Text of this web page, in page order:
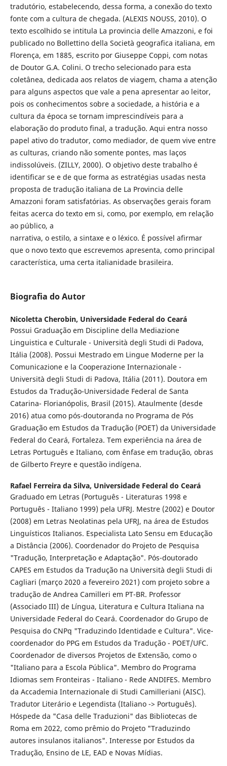
tradutório, estabelecendo, dessa forma, a conexão do texto
fonte com a cultura de chegada. (ALEXIS NOUSS, 2010). O
texto escolhido se intitula La provincia delle Amazzoni, e foi
publicado no Bollettino della Società geografica italiana, em
Florença, em 1885, escrito por Giuseppe Coppi, com notas
de Doutor G.A. Colini. O trecho selecionado para esta
coletânea, dedicada aos relatos de viagem, chama a atenção
para alguns aspectos que vale a pena apresentar ao leitor,
pois os conhecimentos sobre a sociedade, a história e a
cultura da época se tornam imprescindíveis para a
elaboração do produto final, a tradução. Aqui entra nosso
papel ativo do tradutor, como mediador, de quem vive entre
as culturas, criando não somente pontes, mas laços
indissolúveis. (ZILLY, 2000). O objetivo deste trabalho é
identificar se e de que forma as estratégias usadas nesta
proposta de tradução italiana de La Provincia delle
Amazzoni foram satisfatórias. As observações gerais foram
feitas acerca do texto em si, como, por exemplo, em relação
ao público, a
narrativa, o estilo, a sintaxe e o léxico. É possível afirmar
que o novo texto que escrevemos apresenta, como principal
característica, uma certa italianidade brasileira.
Biografia do Autor
Nicoletta Cherobin, Universidade Federal do Ceará
Possui Graduação em Discipline della Mediazione
Linguistica e Culturale - Università degli Studi di Padova,
Itália (2008). Possui Mestrado em Lingue Moderne per la
Comunicazione e la Cooperazione Internazionale -
Università degli Studi di Padova, Itália (2011). Doutora em
Estudos da Tradução-Universidade Federal de Santa
Catarina- Florianópolis, Brasil (2015). Ataulmente (desde
2016) atua como pós-doutoranda no Programa de Pós
Graduação em Estudos da Tradução (POET) da Universidade
Federal do Ceará, Fortaleza. Tem experiência na área de
Letras Português e Italiano, com ênfase em tradução, obras
de Gilberto Freyre e questão indígena.
Rafael Ferreira da Silva, Universidade Federal do Ceará
Graduado em Letras (Português - Literaturas 1998 e
Português - Italiano 1999) pela UFRJ. Mestre (2002) e Doutor
(2008) em Letras Neolatinas pela UFRJ, na área de Estudos
Linguísticos Italianos. Especialista Lato Sensu em Educação
a Distância (2006). Coordenador do Projeto de Pesquisa
"Tradução, Interpretação e Adaptação". Pós-doutorado
CAPES em Estudos da Tradução na Università degli Studi di
Cagliari (março 2020 a fevereiro 2021) com projeto sobre a
tradução de Andrea Camilleri em PT-BR. Professor
(Associado III) de Língua, Literatura e Cultura Italiana na
Universidade Federal do Ceará. Coordenador do Grupo de
Pesquisa do CNPq "Traduzindo Identidade e Cultura". Vice-
coordenador do PPG em Estudos da Tradução - POET/UFC.
Coordenador de diversos Projetos de Extensão, como o
"Italiano para a Escola Pública". Membro do Programa
Idiomas sem Fronteiras - Italiano - Rede ANDIFES. Membro
da Accademia Internazionale di Studi Camilleriani (AISC).
Tradutor Literário e Legendista (Italiano -> Português).
Hóspede da "Casa delle Traduzioni" das Bibliotecas de
Roma em 2022, como prêmio do Projeto "Traduzindo
autores insulanos italianos". Interesse por Estudos da
Tradução, Ensino de LE, EAD e Novas Mídias.